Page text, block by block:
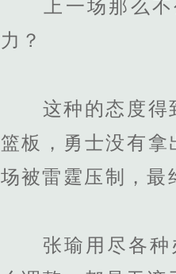
上一场那么不
力？
这种的态度得到
篮板，勇士没有
场被雷霆压制，最
张瑜用尽各种办